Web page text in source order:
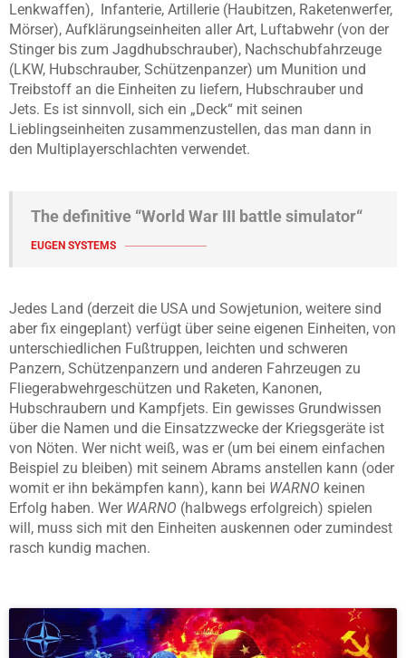
Lenkwaffen), Infanterie, Artillerie (Haubitzen, Raketenwerfer,
Mörser), Aufklärungseinheiten aller Art, Luftabwehr (von der
Stinger bis zum Jagdhubschrauber), Nachschubfahrzeuge
(LKW, Hubschrauber, Schützenpanzer) um Munition und
Treibstoff an die Einheiten zu liefern, Hubschrauber und
Jets. Es ist sinnvoll, sich ein „Deck“ mit seinen
Lieblingseinheiten zusammenzustellen, das man dann in
den Multiplayerschlachten verwendet.
The definitive “World War III battle simulator“
EUGEN SYSTEMS
Jedes Land (derzeit die USA und Sowjetunion, weitere sind
aber fix eingeplant) verfügt über seine eigenen Einheiten, von
unterschiedlichen Fußtruppen, leichten und schweren
Panzern, Schützenpanzern und anderen Fahrzeugen zu
Fliegerabwehrgeschützen und Raketen, Kanonen,
Hubschraubern und Kampfjets. Ein gewisses Grundwissen
über die Namen und die Einsatzzwecke der Kriegsgeräte ist
von Nöten. Wer nicht weiß, was er (um bei einem einfachen
Beispiel zu bleiben) mit seinem Abrams anstellen kann (oder
womit er ihn bekämpfen kann), kann bei WARNO keinen
Erfolg haben. Wer WARNO (halbwegs erfolgreich) spielen
will, muss sich mit den Einheiten auskennen oder zumindest
rasch kundig machen.